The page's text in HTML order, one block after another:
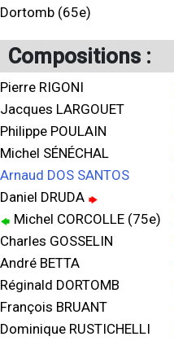
Dortomb (65e)
Compositions :
Pierre RIGONI
Jacques LARGOUET
Philippe POULAIN
Michel SÉNÉCHAL
Arnaud DOS SANTOS
Daniel DRUDA
Michel CORCOLLE (75e)
Charles GOSSELIN
André BETTA
Réginald DORTOMB
François BRUANT
Dominique RUSTICHELLI